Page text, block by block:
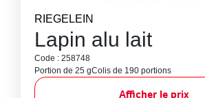
RIEGELEIN
Lapin alu lait
Code : 258748
Portion de 25 gColis de 190 portions
Afficher le prix